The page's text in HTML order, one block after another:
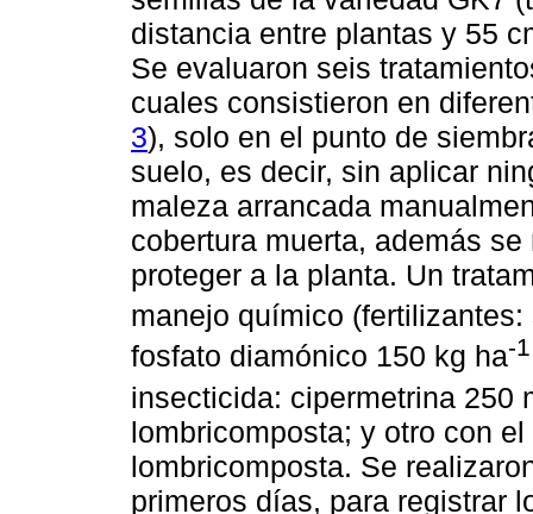
distancia entre plantas y 55
Se evaluaron seis
cuales consistieron en
3), solo en el punto de
suelo, es decir, sin aplicar
maleza arrancada
cobertura muerta, además
proteger a la planta. Un
manejo químico
fosfato diamónico 150 kg ha-1
insecticida: cipermetrina 250
lombricomposta; y otro con
lombricomposta. Se
primeros días, para registrar